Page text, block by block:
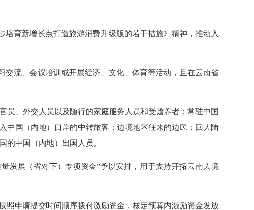
育新增长点打造旅游消费升级版的若干措施》精神，推动入
流、会议培训或开展经济、文化、体育等活动，且在云南省
、外交人员以及随行的家庭服务人员和受赡养者；常驻中国
中国（内地）口岸的中转旅客；边境地区往来的边民；回大陆
的中国（内地）出国人员。
发展（省对下）专项资金”予以安排，用于支持开拓云南入境
照申请提交时间顺序拨付激励资金，核定预算内激励资金发放